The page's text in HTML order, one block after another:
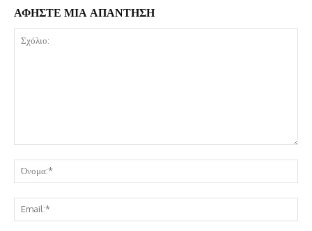
ΑΦΗΣΤΕ ΜΙΑ ΑΠΑΝΤΗΣΗ